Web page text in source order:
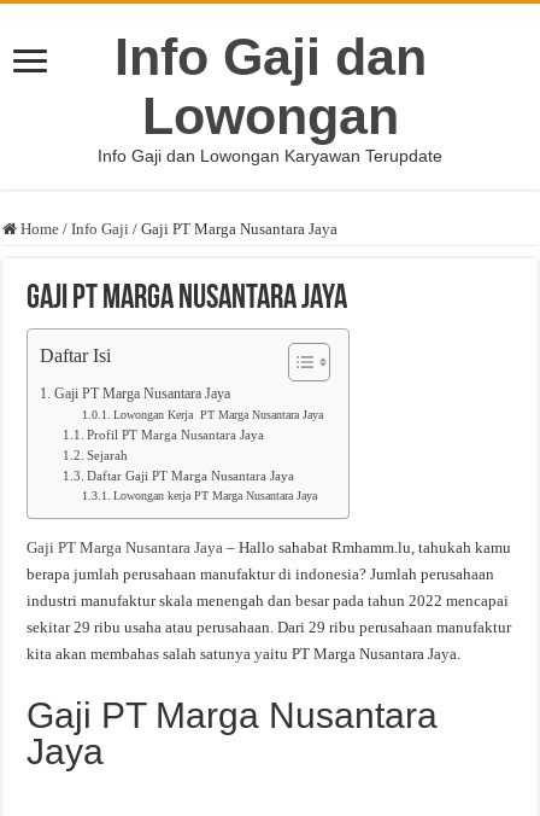
Info Gaji dan
Lowongan
Info Gaji dan Lowongan Karyawan Terupdate
Home / Info Gaji / Gaji PT Marga Nusantara Jaya
Gaji PT Marga Nusantara Jaya
Daftar Isi
Gaji PT Marga Nusantara Jaya
Lowongan Kerja PT Marga Nusantara Jaya
Profil PT Marga Nusantara Jaya
Sejarah
Daftar Gaji PT Marga Nusantara Jaya
Lowongan kerja PT Marga Nusantara Jaya
Gaji PT Marga Nusantara Jaya – Hallo sahabat Rmhamm.lu, tahukah kamu
berapa jumlah perusahaan manufaktur di indonesia? Jumlah perusahaan
industri manufaktur skala menengah dan besar pada tahun 2022 mencapai
sekitar 29 ribu usaha atau perusahaan. Dari 29 ribu perusahaan manufaktur
kita akan membahas salah satunya yaitu PT Marga Nusantara Jaya.
Gaji PT Marga Nusantara
Jaya